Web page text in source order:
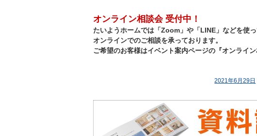
オンライン相談会 受付中！
たいようホームでは「Zoom」や「LINE」などを使っ
オンラインでのご相談を承っております。
ご希望のお客様はイベント案内ページの『オンライ
2021年6月29日